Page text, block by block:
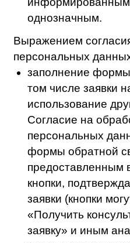
персональных данных
с исполнением требований
Для обработки
Оператор использует
находятся только на
Российской Федерации.
Обработка Оператором
данных включает в себя:
систематизация,
уточнение (обновление,
извлечение,
(предоставление
обезличивание,
уничтожение.
В отношении
Пользователя
конфиденциальность,